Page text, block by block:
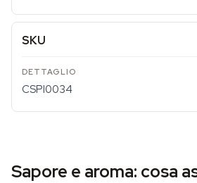
SKU
CSPI0034
Sapore e aroma: cosa